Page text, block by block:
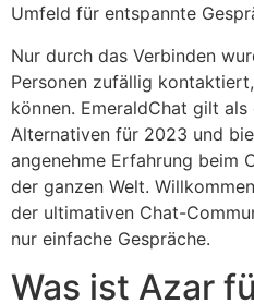
Umfeld für entspannte
Nur durch das Verbinden
Personen zufällig
können. EmeraldChat gilt
Alternativen für 2023 und
angenehme Erfahrung beim
der ganzen Welt.
der ultimativen Chat-
nur einfache Gespräche.
Was ist Azar